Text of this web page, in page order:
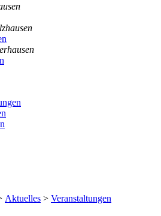
Aktuelles > Veranstaltungen